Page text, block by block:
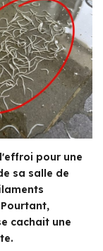
pour une
sa salle de
cachait une